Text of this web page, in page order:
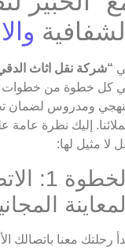
“شركة نقل اثاث
كل خطوة من خطوات
ومدروس لضمان
إليك نظرة عامة
لا مثيل لها:
رحلتك معنا باتصالك